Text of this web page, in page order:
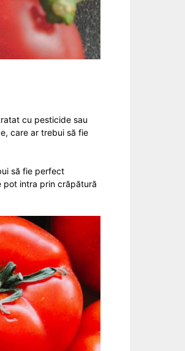
cu pesticide sau
care ar trebui să fie
să fie perfect
pot intra prin crăpătură